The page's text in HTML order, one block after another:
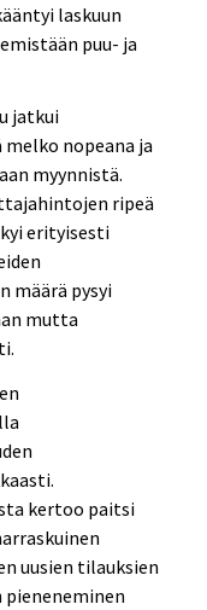
laskuun
puu- ja
jatkui
nopeana ja
myynnistä.
ripeä
erityisesti
määrä pysyi
mutta
kertoo paitsi
uusien tilauksien